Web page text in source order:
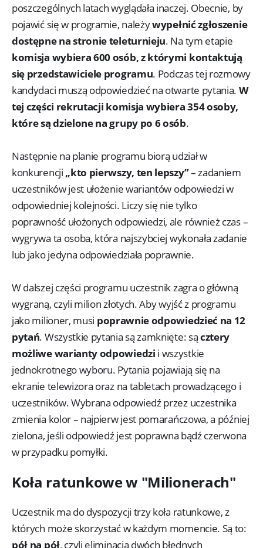
poszczególnych latach wyglądała inaczej. Obecnie, by
pojawić się w programie, należywypełnić zgłoszenie
dostępne na stronie teleturnieju. Na tym etapie
komisja wybiera 600 osób, z którymi kontaktują
się przedstawiciele programu. Podczas tej rozmowy
kandydaci muszą odpowiedzieć na otwarte pytania. W
tej części rekrutacji komisja wybiera 354 osoby,
które są dzielone na grupy po 6 osób.
Następnie na planie programu biorą udział w
konkurencji „kto pierwszy, ten lepszy”– zadaniem
uczestników jest ułożenie wariantów odpowiedzi w
odpowiedniej kolejności. Liczy się nie tylko
poprawność ułożonych odpowiedzi, ale również czas –
wygrywa ta osoba, która najszybciej wykonała zadanie
lub jako jedyna odpowiedziała poprawnie.
W dalszej części programu uczestnik zagra o główną
wygraną, czyli milion złotych. Aby wyjść z programu
jako milioner, musi poprawnie odpowiedzieć na 12
pytań. Wszystkie pytania są zamknięte: sącztery
możliwe warianty odpowiedzi i wszystkie
jednokrotnego wyboru. Pytania pojawiają się na
ekranie telewizora oraz na tabletach prowadzącego i
uczestników. Wybrana odpowiedź przez uczestnika
zmienia kolor – najpierw jest pomarańczowa, a później
zielona, jeśli odpowiedź jest poprawna bądź czerwona
w przypadku pomyłki.
Koła ratunkowe w "Milionerach"
Uczestnik ma do dyspozycji trzy koła ratunkowe, z
których może skorzystać w każdym momencie. Są to:
pół na pół, czyli eliminacja dwóch błędnych